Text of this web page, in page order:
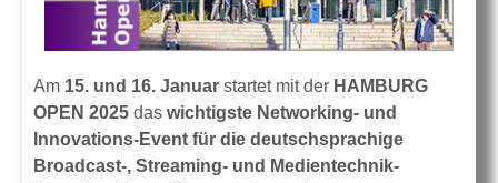
Am 15. und 16. Januar startet mit der HAMBURG
OPEN 2025 das wichtigste Networking- und
Innovations-Event für die deutschsprachige
Broadcast-, Streaming- und Medientechnik-